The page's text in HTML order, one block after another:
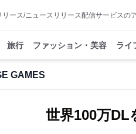
リース/ニュースリリース配信サービスの
旅行 ファッション・美容 ライ
GAMES
世界100万